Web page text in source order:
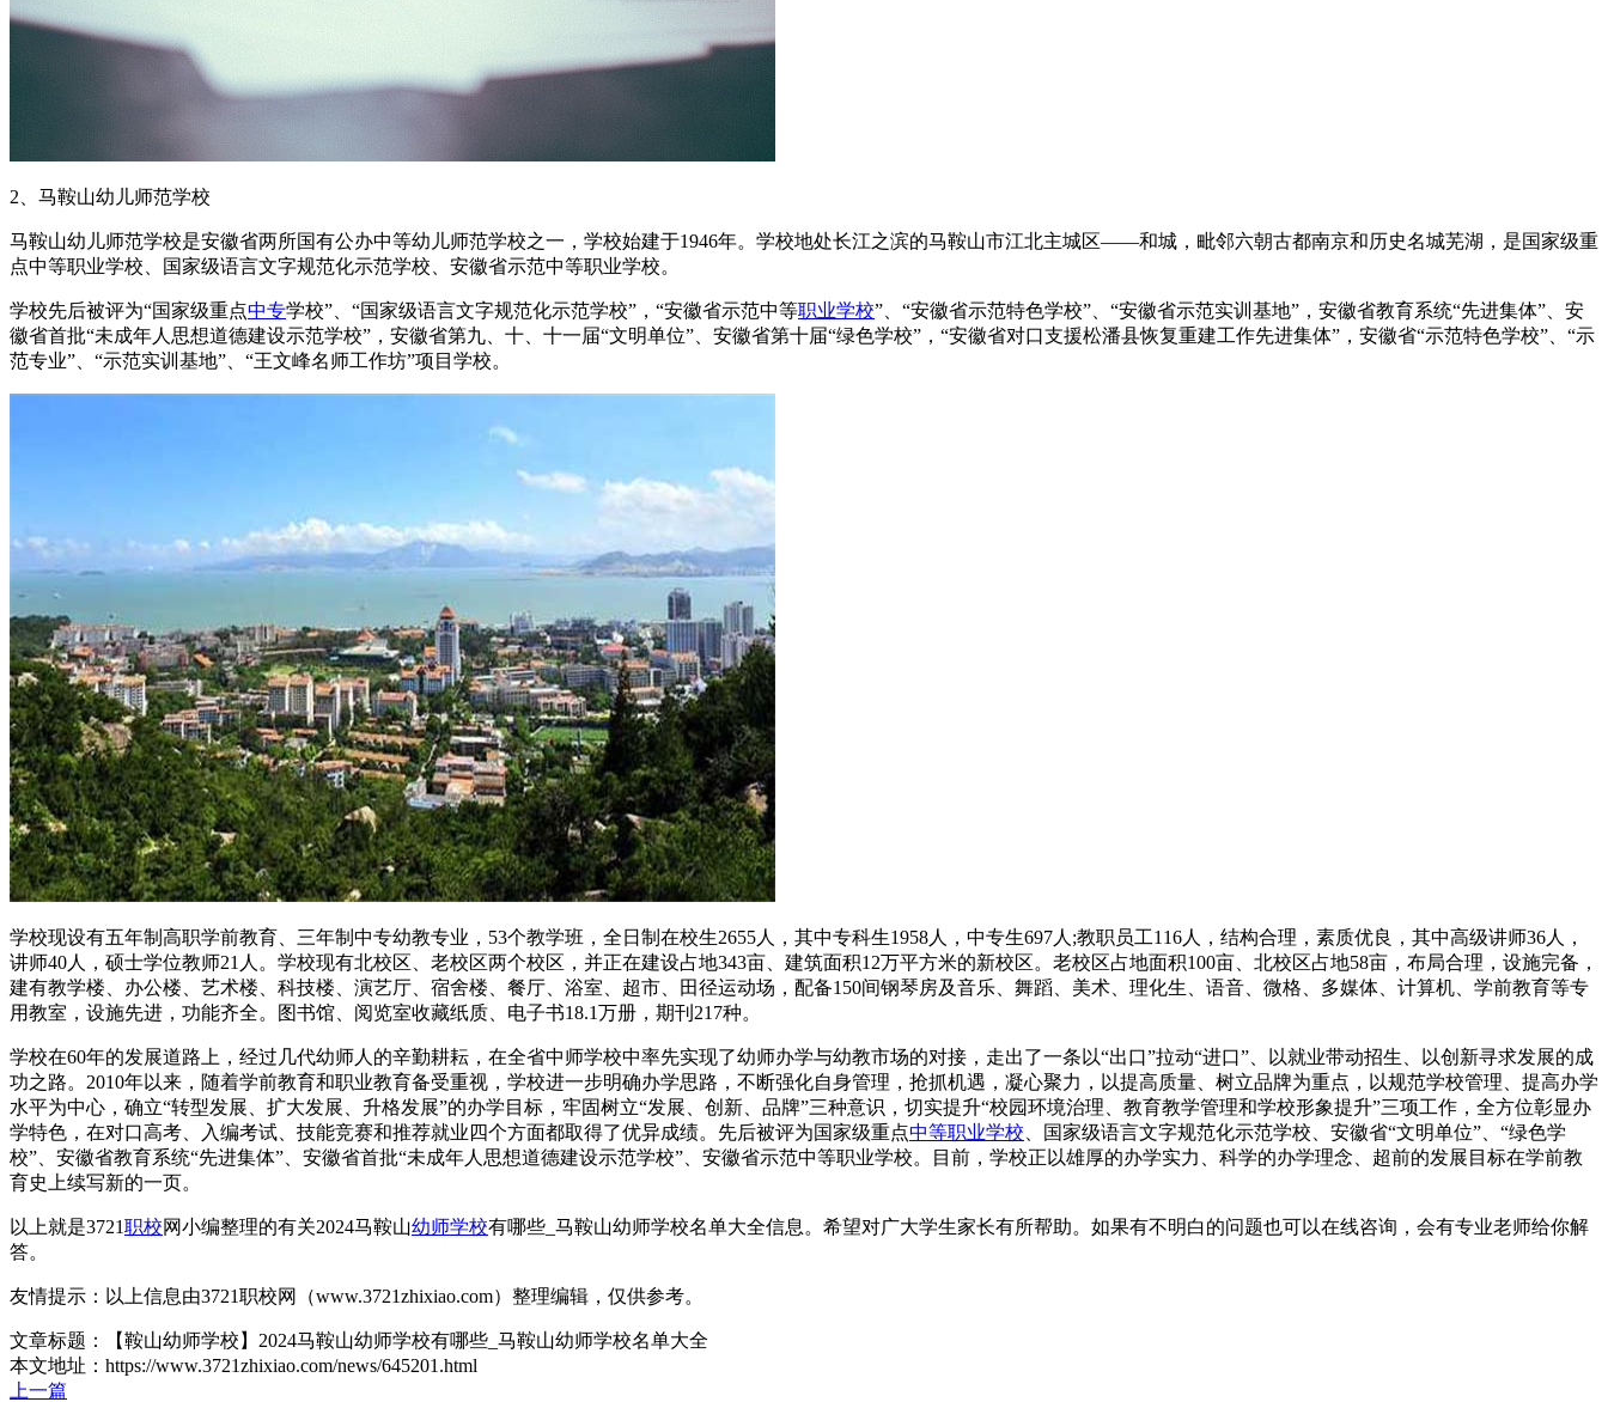
2、马鞍山幼儿师范学校
马鞍山幼儿师范学校是安徽省两所国有公办中等幼儿师范学校之一，学校始建于1946年。学校地处长江之滨的马鞍山市江北主城区——和城，毗邻六朝古都南京和历史名城芜湖，是国家级重
点中等职业学校、国家级语言文字规范化示范学校、安徽省示范中等职业学校。
学校先后被评为“国家级重点中专学校”、“国家级语言文字规范化示范学校”，“安徽省示范中等职业学校”、“安徽省示范特色学校”、“安徽省示范实训基地”，安徽省教育系统“先进集体”、安
徽省首批“未成年人思想道德建设示范学校”，安徽省第九、十、十一届“文明单位”、安徽省第十届“绿色学校”，“安徽省对口支援松潘县恢复重建工作先进集体”，安徽省“示范特色学校”、“示
范专业”、“示范实训基地”、“王文峰名师工作坊”项目学校。
学校现设有五年制高职学前教育、三年制中专幼教专业，53个教学班，全日制在校生2655人，其中专科生1958人，中专生697人;教职员工116人，结构合理，素质优良，其中高级讲师36人，
讲师40人，硕士学位教师21人。学校现有北校区、老校区两个校区，并正在建设占地343亩、建筑面积12万平方米的新校区。老校区占地面积100亩、北校区占地58亩，布局合理，设施完备，
建有教学楼、办公楼、艺术楼、科技楼、演艺厅、宿舍楼、餐厅、浴室、超市、田径运动场，配备150间钢琴房及音乐、舞蹈、美术、理化生、语音、微格、多媒体、计算机、学前教育等专
用教室，设施先进，功能齐全。图书馆、阅览室收藏纸质、电子书18.1万册，期刊217种。
学校在60年的发展道路上，经过几代幼师人的辛勤耕耘，在全省中师学校中率先实现了幼师办学与幼教市场的对接，走出了一条以“出口”拉动“进口”、以就业带动招生、以创新寻求发展的成
功之路。2010年以来，随着学前教育和职业教育备受重视，学校进一步明确办学思路，不断强化自身管理，抢抓机遇，凝心聚力，以提高质量、树立品牌为重点，以规范学校管理、提高办学
水平为中心，确立“转型发展、扩大发展、升格发展”的办学目标，牢固树立“发展、创新、品牌”三种意识，切实提升“校园环境治理、教育教学管理和学校形象提升”三项工作，全方位彰显办
学特色，在对口高考、入编考试、技能竞赛和推荐就业四个方面都取得了优异成绩。先后被评为国家级重点中等职业学校 、国家级语言文字规范化示范学校、安徽省“文明单位”、“绿色学
校”、安徽省教育系统“先进集体”、安徽省首批“未成年人思想道德建设示范学校”、安徽省示范中等职业学校。目前，学校正以雄厚的办学实力、科学的办学理念、超前的发展目标在学前教
育史上续写新的一页。
以上就是3721职校网小编整理的有关2024马鞍山幼师学校有哪些_马鞍山幼师学校名单大全信息。希望对广大学生家长有所帮助。如果有不明白的问题也可以在线咨询，会有专业老师给你解
答。
友情提示：以上信息由3721职校网（www.3721zhixiao.com）整理编辑，仅供参考。
文章标题：【鞍山幼师学校】2024马鞍山幼师学校有哪些_马鞍山幼师学校名单大全
本文地址：https://www.3721zhixiao.com/news/645201.html
上一篇